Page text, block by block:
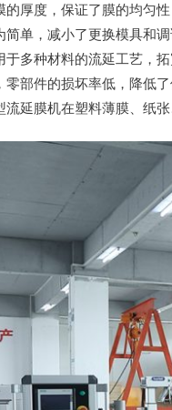
的厚度，保证了膜的均匀
简单，减小了更换模具和调
于多种材料的流延工艺，拓
部件的损坏率低，降低了
流延膜机在塑料薄膜、纸